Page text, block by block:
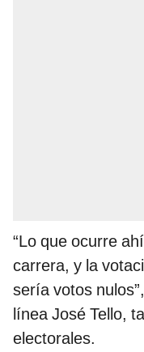
“Lo que ocurre
carrera, y la
sería votos
línea José Tello,
electorales.